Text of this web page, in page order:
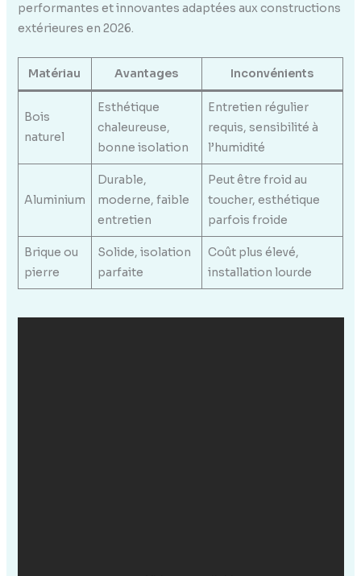
performantes et innovantes adaptées aux constructions
extérieures en 2026.
Matériau Avantages Inconvénients
Bois
naturel
Esthétique
chaleureuse,
bonne isolation
Entretien régulier
requis, sensibilité à
l’humidité
Aluminium
Durable,
moderne, faible
entretien
Peut être froid au
toucher, esthétique
parfois froide
Brique ou
pierre
Solide, isolation
parfaite
Coût plus élevé,
installation lourde